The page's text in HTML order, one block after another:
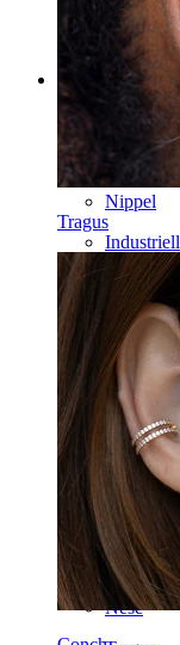
Tragus
Kategorier
Navle
Leppe
Nippel
Industriell
Dermal
Helix
Øre
Septum
14K gull
Klipps
Labret
Tunge
Nese